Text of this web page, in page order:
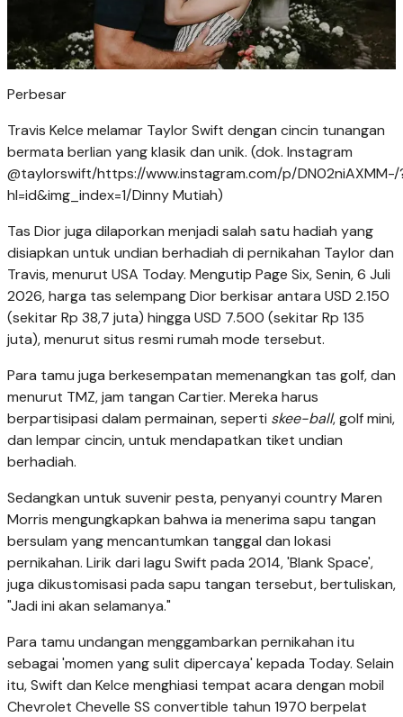
Perbesar
Travis Kelce melamar Taylor Swift dengan cincin tunangan
bermata berlian yang klasik dan unik. (dok. Instagram
@taylorswift/https://www.instagram.com/p/DN02niAXMM-/
hl=id&img_index=1/Dinny Mutiah)
Tas Dior juga dilaporkan menjadi salah satu hadiah yang
disiapkan untuk undian berhadiah di pernikahan Taylor dan
Travis, menurut USA Today. Mengutip Page Six, Senin, 6 Juli
2026, harga tas selempang Dior berkisar antara USD 2.150
(sekitar Rp 38,7 juta) hingga USD 7.500 (sekitar Rp 135
juta), menurut situs resmi rumah mode tersebut.
Para tamu juga berkesempatan memenangkan tas golf, dan
menurut TMZ, jam tangan Cartier. Mereka harus
berpartisipasi dalam permainan, seperti skee-ball, golf mini,
dan lempar cincin, untuk mendapatkan tiket undian
berhadiah.
Sedangkan untuk suvenir pesta, penyanyi country Maren
Morris mengungkapkan bahwa ia menerima sapu tangan
bersulam yang mencantumkan tanggal dan lokasi
pernikahan. Lirik dari lagu Swift pada 2014, 'Blank Space',
juga dikustomisasi pada sapu tangan tersebut, bertuliskan,
"Jadi ini akan selamanya."
Para tamu undangan menggambarkan pernikahan itu
sebagai 'momen yang sulit dipercaya' kepada Today. Selain
itu, Swift dan Kelce menghiasi tempat acara dengan mobil
Chevrolet Chevelle SS convertible tahun 1970 berpelat